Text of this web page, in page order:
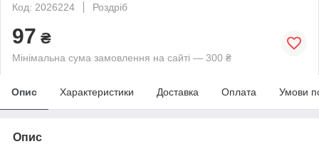
Код: 2026224
Роздріб
97 ₴
Мінімальна сума замовлення на сайті — 300 ₴
Опис Характеристики Доставка Оплата Умови
Опис